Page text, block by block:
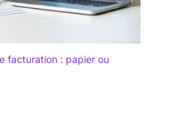
facturation : papier ou